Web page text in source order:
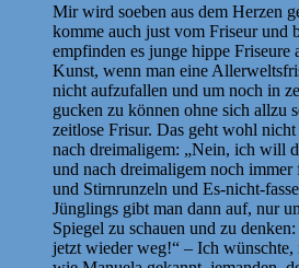
Mir wird soeben aus dem Herzen
komme auch just vom Friseur und
empfinden es junge hippe
Kunst, wenn man eine
nicht aufzufallen und um noch in
gucken zu können ohne sich allzu
zeitlose Frisur. Das geht wohl
nach dreimaligem: „Nein, ich will
und nach dreimaligem noch immer
und Stirnrunzeln und Es-nicht-
Jünglings gibt man dann auf, nur
Spiegel zu schauen und zu
jetzt wieder weg!“ – Ich wünschte,